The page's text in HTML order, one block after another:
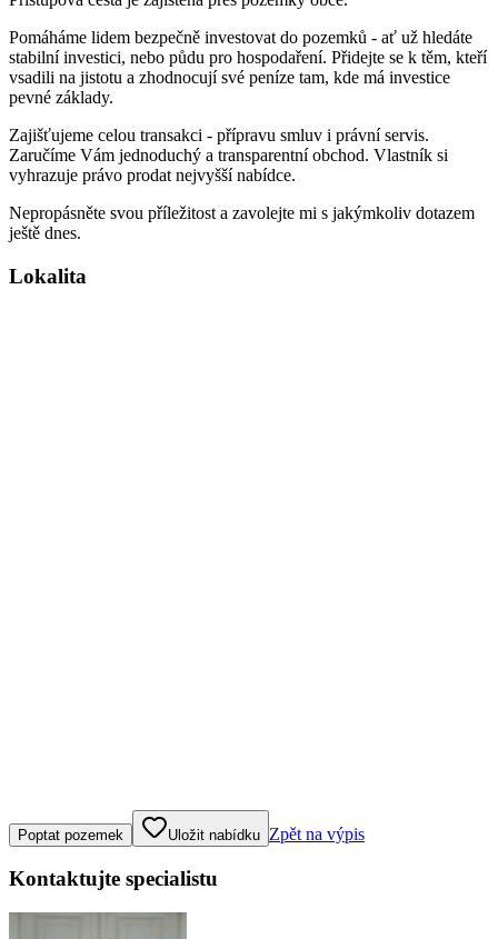
Pomáháme lidem bezpečně investovat do pozemků - ať už hledáte
stabilní investici, nebo půdu pro hospodaření. Přidejte se k těm, kteří
vsadili na jistotu a zhodnocují své peníze tam, kde má investice
pevné základy.
Zajišťujeme celou transakci - přípravu smluv i právní servis.
Zaručíme Vám jednoduchý a transparentní obchod. Vlastník si
vyhrazuje právo prodat nejvyšší nabídce.
Nepropásněte svou příležitost a zavolejte mi s jakýmkoliv dotazem
ještě dnes.
Lokalita
Klepněte nebo klikněte pro ovládání mapy
Poptat pozemek Uložit nabídku Zpět na výpis
Kontaktujte specialistu